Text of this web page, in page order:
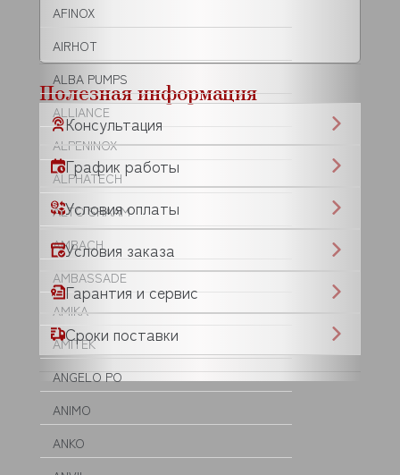
AFINOX
AIRHOT
ALBA PUMPS
ALLIANCE
ALPENINOX
ALPHATECH
ALTO SHAAM
AMBACH
AMBASSADE
AMIKA
AMITEK
ANGELO PO
ANIMO
ANKO
Полезная информация
Консультация
График работы
Условия оплаты
Условия заказа
Гарантия и сервис
Сроки поставки